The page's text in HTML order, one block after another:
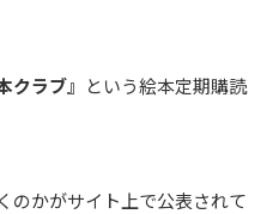
クラブ』 という絵本定期購読
のかがサイト上で公表されて